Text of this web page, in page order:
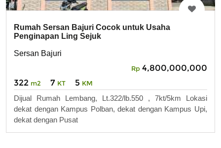
Rumah Sersan Bajuri Cocok untuk Usaha
Penginapan Ling Sejuk
Sersan Bajuri
Rp 4,800,000,000
322 m2 7 KT 5 KM
Dijual Rumah Lembang, Lt.322/lb.550 , 7kt/5km Lokasi
dekat dengan Kampus Polban, dekat dengan Kampus Upi,
dekat dengan Pusat